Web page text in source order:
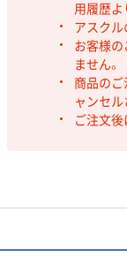
用履歴よ
アスクル
お客様の
ません。
商品のご
ャンセル
ご注文後